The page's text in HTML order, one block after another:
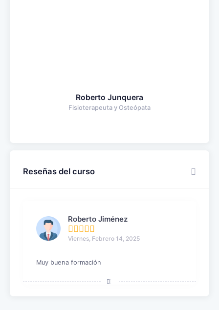
Roberto Junquera
Fisioterapeuta y Osteópata
Reseñas del curso
Roberto Jiménez
Viernes, Febrero 14, 2025
Muy buena formación